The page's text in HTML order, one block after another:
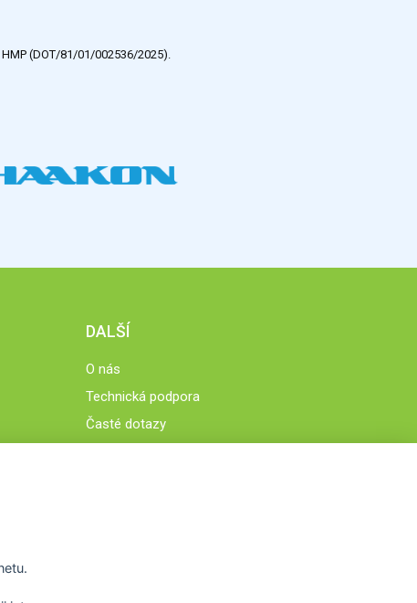
(DOT/81/01/002536/2025).
DALŠÍ
O nás
Technická podpora
Časté dotazy